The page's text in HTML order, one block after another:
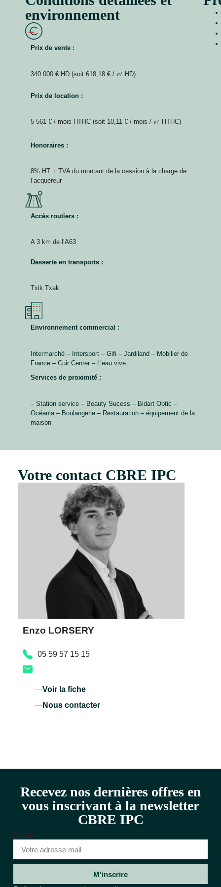
environnement
Prix de vente :
340 000 € HD (soit 618,18 € / ㎡ HD)
Prix de location :
5 561 € / mois HTHC (soit 10,11 € / mois / ㎡ HTHC)
Honoraires :
8% HT + TVA du montant de la cession à la charge de
l’acquéreur
Accès routiers :
A 3 km de l’A63
Desserte en transports :
Txik Txak
Environnement commercial :
Intermarché – Intersport – Gifi – Jardiland – Mobilier de
France – Cuir Center – L’eau vive
Services de proximité :
– Station service – Beauty Sucess – Bidart Optic –
Océania – Boulangerie – Restauration – équipement de la
maison –
Votre contact CBRE IPC
Enzo LORSERY
05 59 57 15 15
Voir la fiche
Nous contacter
Recevez nos dernières offres en
vous inscrivant à la newsletter
CBRE IPC
Email
M'inscrire